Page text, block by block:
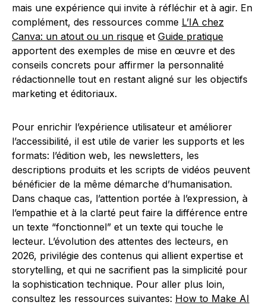
mais une expérience qui invite à réfléchir et à agir. En
complément, des ressources comme L’IA chez
Canva: un atout ou un risque et Guide pratique
apportent des exemples de mise en œuvre et des
conseils concrets pour affirmer la personnalité
rédactionnelle tout en restant aligné sur les objectifs
marketing et éditoriaux.
Pour enrichir l’expérience utilisateur et améliorer
l’accessibilité, il est utile de varier les supports et les
formats: l’édition web, les newsletters, les
descriptions produits et les scripts de vidéos peuvent
bénéficier de la même démarche d’humanisation.
Dans chaque cas, l’attention portée à l’expression, à
l’empathie et à la clarté peut faire la différence entre
un texte “fonctionnel” et un texte qui touche le
lecteur. L’évolution des attentes des lecteurs, en
2026, privilégie des contenus qui allient expertise et
storytelling, et qui ne sacrifient pas la simplicité pour
la sophistication technique. Pour aller plus loin,
consultez les ressources suivantes: How to Make AI